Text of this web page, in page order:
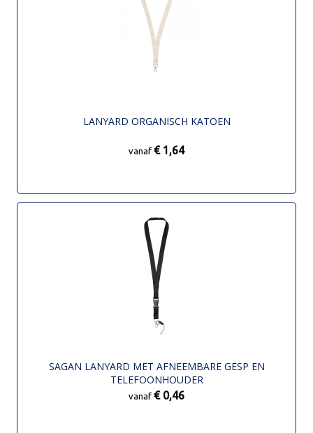
LANYARD ORGANISCH KATOEN
vanaf € 1,64
SAGAN LANYARD MET AFNEEMBARE GESP EN
TELEFOONHOUDER
vanaf € 0,46